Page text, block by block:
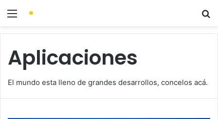
Aplicaciones
El mundo esta lleno de grandes desarrollos, concelos acá.